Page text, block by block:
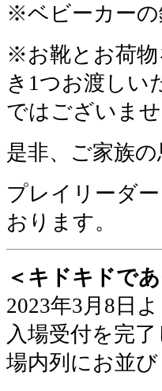
※ベビーカーの
※お靴とお荷物
き1つお渡しい
ではございませ
是非、ご家族
プレイリーダ
おります。
＜キドキドで
2023年3月8日
入場受付を完
場内列にお並